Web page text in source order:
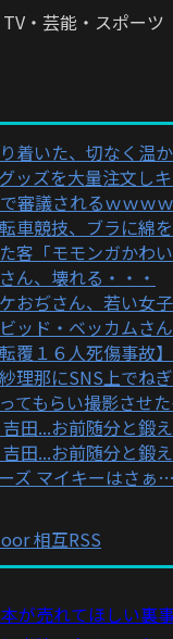
TV・芸能・スポーツ
着いた、切なく温
ッズを大量注文し
審議されるｗｗｗ
車競技、ブラに綿
客「モモンガかわ
ん、壊れる・・・
おぢさん、若い女
ッド・ベッカムさ
覆１６人死傷事故
理那にSNS上でね
てもらい撮影させ
田...お前随分と鍛
田...お前随分と鍛
ズ マイキーはさぁ…
相互RSS
が売れてほしい裏